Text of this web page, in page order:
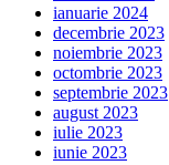
ianuarie 2024
decembrie 2023
noiembrie 2023
octombrie 2023
septembrie 2023
august 2023
iulie 2023
iunie 2023